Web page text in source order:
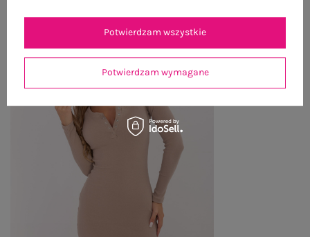
Potwierdzam wymagane
Potwierdzam wszystkie